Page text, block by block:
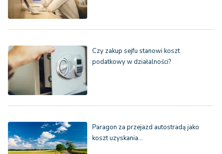
Czy zakup sejfu stanowi koszt
podatkowy w działalności?
Paragon za przejazd autostradą jako
koszt uzyskania…